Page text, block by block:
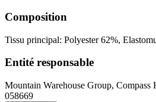
Composition
Tissu principal: Polyester 62%,
Entité responsable
Mountain Warehouse Group,
058669